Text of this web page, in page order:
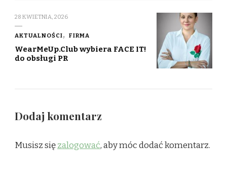
28 KWIETNIA, 2026
AKTUALNOŚCI FIRMA
WearMeUp.Club wybiera FACE IT!
do obsługi PR
Dodaj komentarz
Musisz sięzalogować, aby móc dodać komentarz.